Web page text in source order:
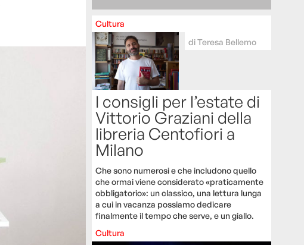
Cultura
diTeresa Bellemo
I consigli per l’estate di
Vittorio Graziani della
libreria Centofiori a
Milano
Che sono numerosi e che includono quello
che ormai viene considerato «praticamente
obbligatorio»: un classico, una lettura lunga
a cui in vacanza possiamo dedicare
finalmente il tempo che serve, e un giallo.
Cultura